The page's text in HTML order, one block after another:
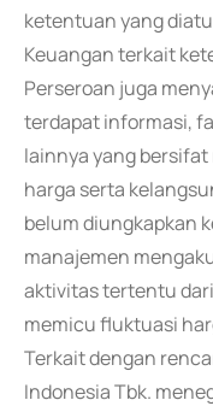
ketentuan yang
Keuangan terkait
Perseroan juga
terdapat informasi,
lainnya yang
harga serta
belum diungkapkan
manajemen
aktivitas tertentu
memicu fluktuasi
Terkait dengan
Indonesia Tbk.